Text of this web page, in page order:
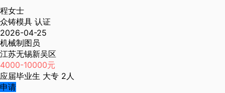
程女士
众铸模具 认证
2026-04-25
机械制图员
江苏无锡新吴区
4000-10000元
应届毕业生 大专 2人
申请